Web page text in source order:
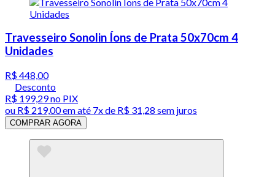
Travesseiro Sonolin Íons de Prata 50x70cm 4
Unidades
R$ 448,00
Desconto
R$ 199,29no PIX
ou R$ 219,00em até 7x de R$ 31,28 sem juros
COMPRAR AGORA